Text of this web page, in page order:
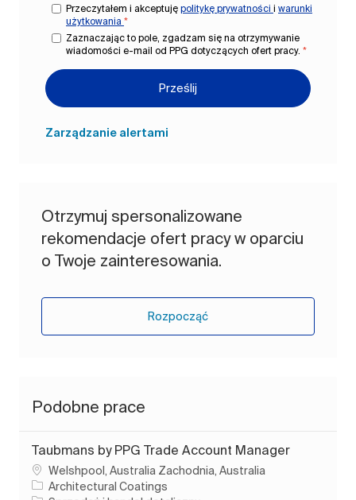
Przeczytałem i akceptuję politykę prywatności i warunki
użytkowania *
Zaznaczając to pole, zgadzam się na otrzymywanie
wiadomości e-mail od PPG dotyczących ofert pracy. *
Prześlij
Zarządzanie alertami
Otrzymuj spersonalizowane
rekomendacje ofert pracy w oparciu
o Twoje zainteresowania.
Rozpocząć
Podobne prace
Taubmans by PPG Trade Account Manager
Lokalizacja
Welshpool, Australia Zachodnia, Australia
Architectural Coatings